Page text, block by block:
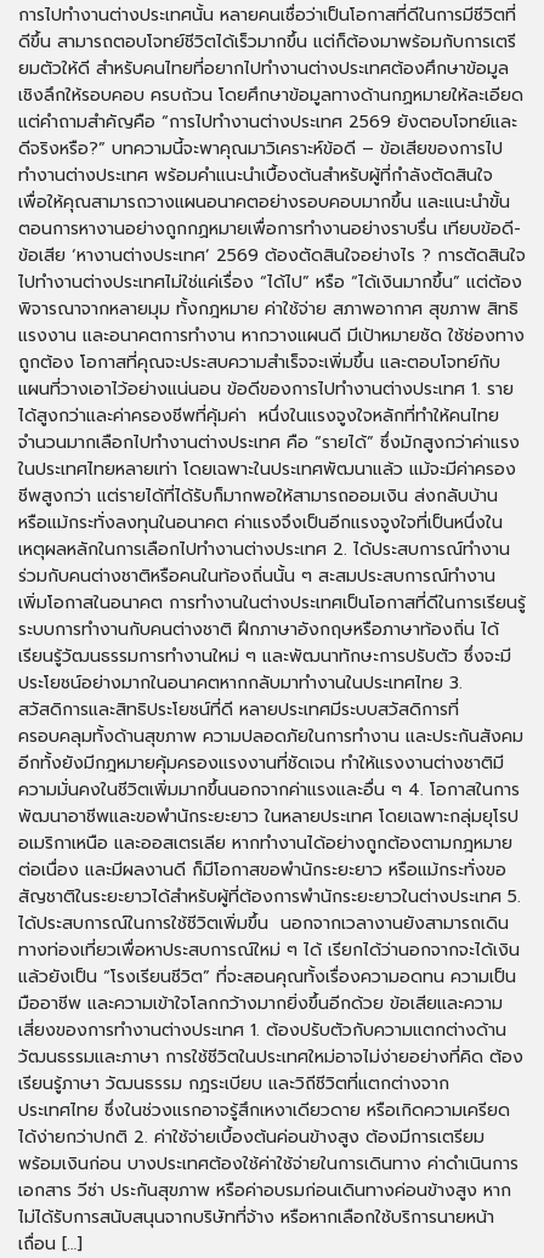
การไปทำงานต่างประเทศนั้น หลายคนเชื่อว่าเป็นโอกาสที่ดีในการมีชีวิตที่
ดีขึ้น สามารถตอบโจทย์ชีวิตได้เร็วมากขึ้น แต่ก็ต้องมาพร้อมกับการเตรี
ยมตัวให้ดี สำหรับคนไทยที่อยากไปทำงานต่างประเทศต้องศึกษาข้อมูล
เชิงลึกให้รอบคอบ ครบถ้วน โดยศึกษาข้อมูลทางด้านกฏหมายให้ละเอียด
แต่คำถามสำคัญคือ “การไปทำงานต่างประเทศ 2569 ยังตอบโจทย์และ
ดีจริงหรือ?” บทความนี้จะพาคุณมาวิเคราะห์ข้อดี – ข้อเสียของการไป
ทำงานต่างประเทศ พร้อมคำแนะนำเบื้องต้นสำหรับผู้ที่กำลังตัดสินใจ
เพื่อให้คุณสามารถวางแผนอนาคตอย่างรอบคอบมากขึ้น และแนะนำขั้น
ตอนการหางานอย่างถูกกฏหมายเพื่อการทำงานอย่างราบรื่น เทียบข้อดี-
ข้อเสีย ‘หางานต่างประเทศ’ 2569 ต้องตัดสินใจอย่างไร ? การตัดสินใจ
ไปทำงานต่างประเทศไม่ใช่แค่เรื่อง “ได้ไป” หรือ “ได้เงินมากขึ้น” แต่ต้อง
พิจารณาจากหลายมุม ทั้งกฎหมาย ค่าใช้จ่าย สภาพอากาศ สุขภาพ สิทธิ
แรงงาน และอนาคตการทำงาน หากวางแผนดี มีเป้าหมายชัด ใช้ช่องทาง
ถูกต้อง โอกาสที่คุณจะประสบความสำเร็จจะเพิ่มขึ้น และตอบโจทย์กับ
แผนที่วางเอาไว้อย่างแน่นอน ข้อดีของการไปทำงานต่างประเทศ 1. ราย
ได้สูงกว่าและค่าครองชีพที่คุ้มค่า หนึ่งในแรงจูงใจหลักที่ทำให้คนไทย
จำนวนมากเลือกไปทำงานต่างประเทศ คือ “รายได้” ซึ่งมักสูงกว่าค่าแรง
ในประเทศไทยหลายเท่า โดยเฉพาะในประเทศพัฒนาแล้ว แม้จะมีค่าครอง
ชีพสูงกว่า แต่รายได้ที่ได้รับก็มากพอให้สามารถออมเงิน ส่งกลับบ้าน
หรือแม้กระทั่งลงทุนในอนาคต ค่าแรงจึงเป็นอีกแรงจูงใจที่เป็นหนึ่งใน
เหตุผลหลักในการเลือกไปทำงานต่างประเทศ 2. ได้ประสบการณ์ทำงาน
ร่วมกับคนต่างชาติหรือคนในท้องถิ่นนั้น ๆ สะสมประสบการณ์ทำงาน
เพิ่มโอกาสในอนาคต การทำงานในต่างประเทศเป็นโอกาสที่ดีในการเรียนรู้
ระบบการทำงานกับคนต่างชาติ ฝึกภาษาอังกฤษหรือภาษาท้องถิ่น ได้
เรียนรู้วัฒนธรรมการทำงานใหม่ ๆ และพัฒนาทักษะการปรับตัว ซึ่งจะมี
ประโยชน์อย่างมากในอนาคตหากกลับมาทำงานในประเทศไทย 3.
สวัสดิการและสิทธิประโยชน์ที่ดี หลายประเทศมีระบบสวัสดิการที่
ครอบคลุมทั้งด้านสุขภาพ ความปลอดภัยในการทำงาน และประกันสังคม
อีกทั้งยังมีกฎหมายคุ้มครองแรงงานที่ชัดเจน ทำให้แรงงานต่างชาติมี
ความมั่นคงในชีวิตเพิ่มมากขึ้นนอกจากค่าแรงและอื่น ๆ 4. โอกาสในการ
พัฒนาอาชีพและขอพำนักระยะยาว ในหลายประเทศ โดยเฉพาะกลุ่มยุโรป
อเมริกาเหนือ และออสเตรเลีย หากทำงานได้อย่างถูกต้องตามกฎหมาย
ต่อเนื่อง และมีผลงานดี ก็มีโอกาสขอพำนักระยะยาว หรือแม้กระทั่งขอ
สัญชาติในระยะยาวได้สำหรับผู้ที่ต้องการพำนักระยะยาวในต่างประเทศ 5.
ได้ประสบการณ์ในการใช้ชีวิตเพิ่มขึ้น นอกจากเวลางานยังสามารถเดิน
ทางท่องเที่ยวเพื่อหาประสบการณ์ใหม่ ๆ ได้ เรียกได้ว่านอกจากจะได้เงิน
แล้วยังเป็น “โรงเรียนชีวิต” ที่จะสอนคุณทั้งเรื่องความอดทน ความเป็น
มืออาชีพ และความเข้าใจโลกกว้างมากยิ่งขึ้นอีกด้วย ข้อเสียและความ
เสี่ยงของการทำงานต่างประเทศ 1. ต้องปรับตัวกับความแตกต่างด้าน
วัฒนธรรมและภาษา การใช้ชีวิตในประเทศใหม่อาจไม่ง่ายอย่างที่คิด ต้อง
เรียนรู้ภาษา วัฒนธรรม กฎระเบียบ และวิถีชีวิตที่แตกต่างจาก
ประเทศไทย ซึ่งในช่วงแรกอาจรู้สึกเหงาเดียวดาย หรือเกิดความเครียด
ได้ง่ายกว่าปกติ 2. ค่าใช้จ่ายเบื้องต้นค่อนข้างสูง ต้องมีการเตรียม
พร้อมเงินก่อน บางประเทศต้องใช้ค่าใช้จ่ายในการเดินทาง ค่าดำเนินการ
เอกสาร วีซ่า ประกันสุขภาพ หรือค่าอบรมก่อนเดินทางค่อนข้างสูง หาก
ไม่ได้รับการสนับสนุนจากบริษัทที่จ้าง หรือหากเลือกใช้บริการนายหน้า
เถื่อน […]